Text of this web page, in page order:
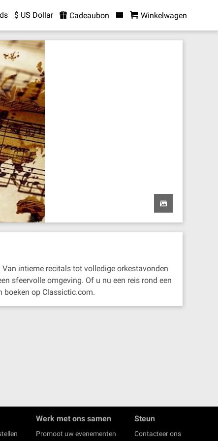
$ US Dollar Cadeaubon Winkelwagen
intieme recitals tot volledige orkestavonden
sfeervolle omgeving. Of u nu een reis rond een
boeken op Classictic.com.
Werk met ons samen
Promoot uw evenementen
Steun
Contacteer ons